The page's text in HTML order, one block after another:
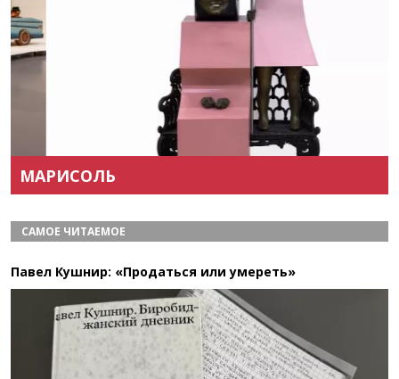
МАРИСОЛЬ
САМОЕ ЧИТАЕМОЕ
Павел Кушнир: «Продаться или умереть»